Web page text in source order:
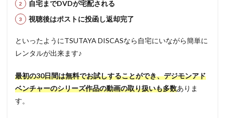
自宅までDVDが宅配される
視聴後はポストに投函し返却完了
といったようにTSUTAYA DISCASなら自宅にいながら簡単に
レンタルが出来ます♪
最初の30日間は無料でお試しすることができ、デジモンアド
ベンチャーのシリーズ作品の動画の取り扱いも多数ありま
す。